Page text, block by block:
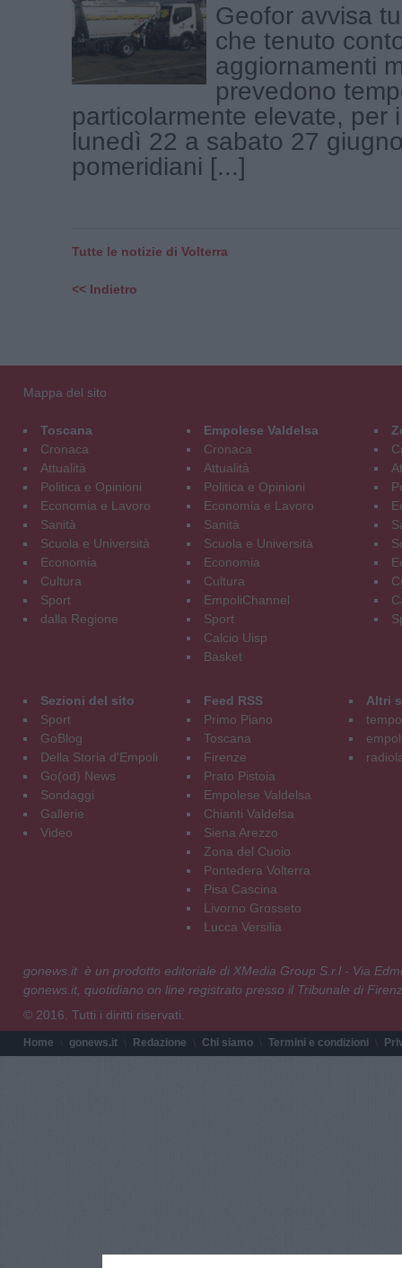
Geofor avvisa
che tenuto
aggiornamenti
prevedono
particolarmente elevate, per
lunedì 22 a sabato 27
pomeridiani [...]
Tutte le notizie di Volterra
<< Indietro
Mappa del sito
Toscana
Cronaca
Attualità
Politica e Opinioni
Economia e Lavoro
Sanità
Scuola e Università
Economia
Cultura
Sport
dalla Regione
Empolese Valdelsa
Cronaca
Attualità
Politica e Opinioni
Economia e Lavoro
Sanità
Scuola e Università
Economia
Cultura
EmpoliChannel
Sport
Calcio Uisp
Basket
Sezioni del sito
Sport
GoBlog
Della Storia d'Empoli
Go(od) News
Sondaggi
Gallerie
Video
Feed RSS
Primo Piano
Toscana
Firenze
Prato Pistoia
Empolese Valdelsa
Chianti Valdelsa
Siena Arezzo
Zona del Cuoio
Pontedera Volterra
Pisa Cascina
Livorno Grosseto
Lucca Versilia
Altri
gonews.it è un prodotto editoriale di XMedia Group S.r.l - Via
gonews.it, quotidiano on line registrato presso il Tribunale di
© 2016. Tutti i diritti riservati.
Home gonews.it Redazione Chi siamo Termini e condizioni